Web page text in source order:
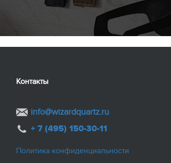
Контакты
info@wizardquartz.ru
+ 7 (495) 150-30-11
Политика конфиденциальности